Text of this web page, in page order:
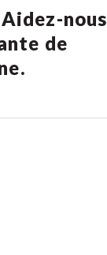
nous
de